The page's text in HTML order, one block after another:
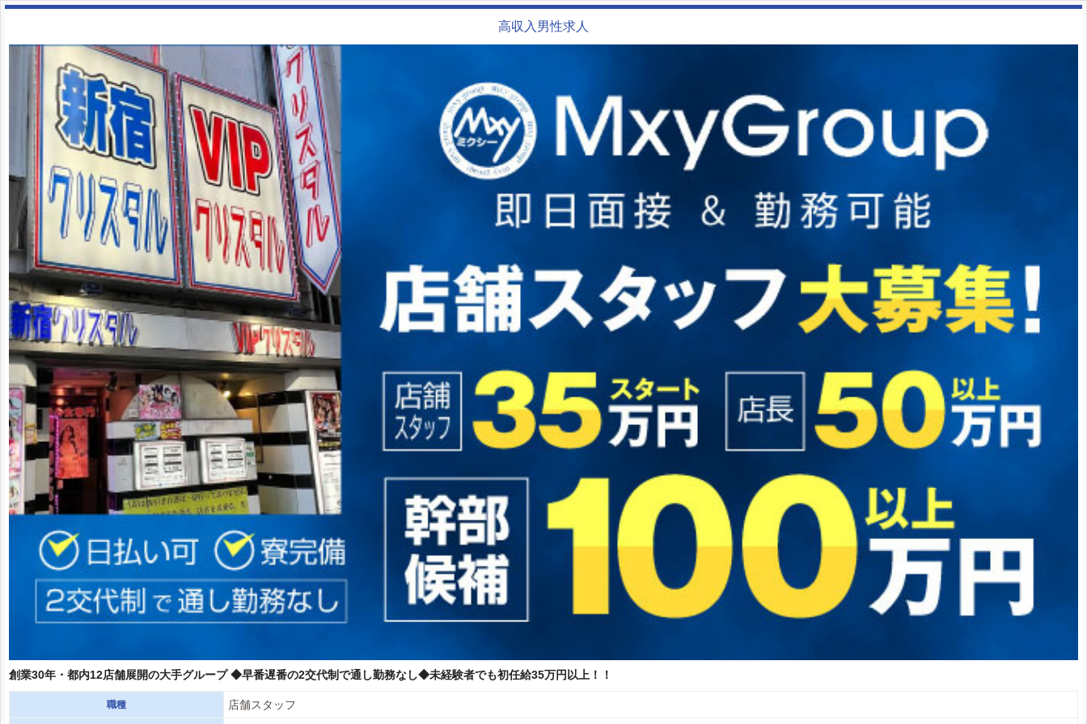
高収入男性求人
創業30年・都内12店舗展開の大手グループ ◆早番遅番の2交代制で通し勤務なし◆未経験者でも初任給35万円以上！！
職種 店舗スタッフ